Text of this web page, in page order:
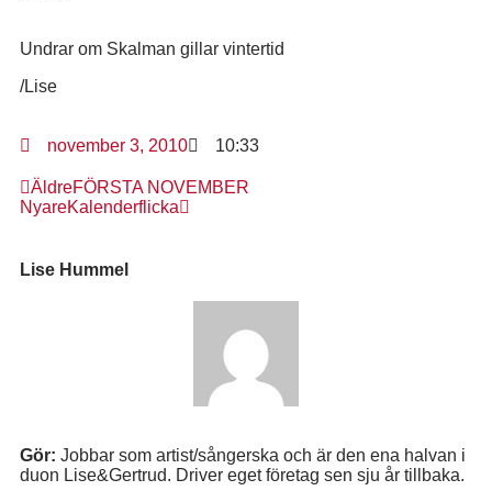
Undrar om Skalman gillar vintertid
/Lise
november 3, 2010 10:33
ÄldreFÖRSTA NOVEMBER
NyareKalenderflicka
Lise Hummel
Gör: Jobbar som artist/sångerska och är den ena halvan i
duon Lise&Gertrud. Driver eget företag sen sju år tillbaka.